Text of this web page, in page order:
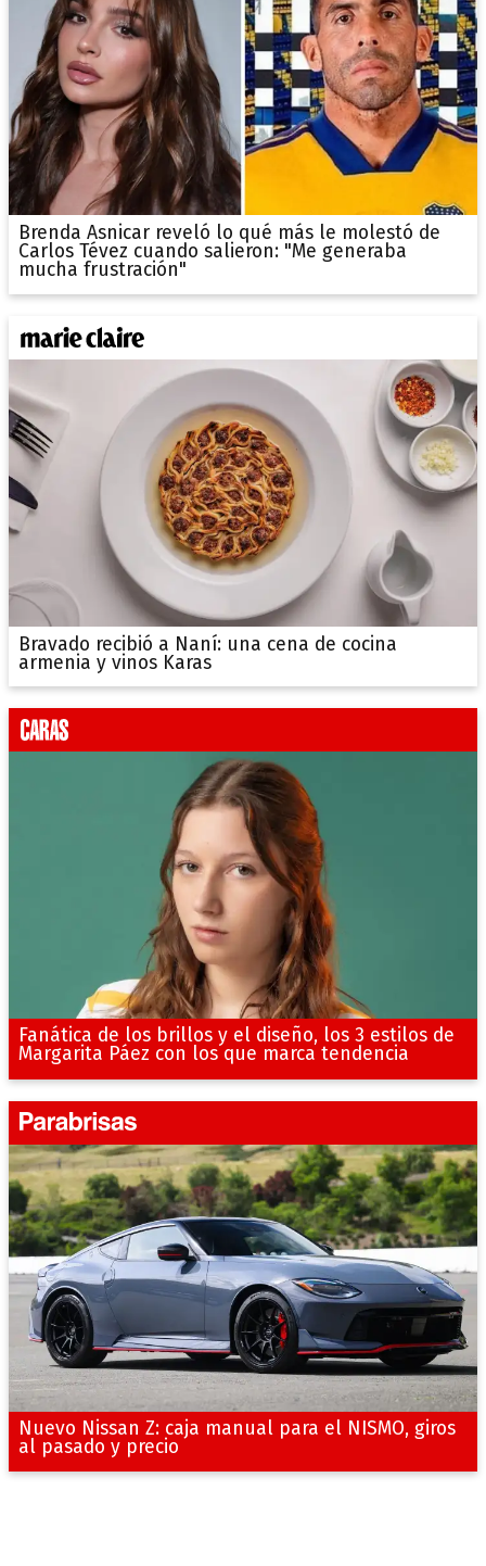
Brenda Asnicar reveló lo qué más le molestó de
Carlos Tévez cuando salieron: "Me generaba
mucha frustración"
Bravado recibió a Naní: una cena de cocina
armenia y vinos Karas
Fanática de los brillos y el diseño, los 3 estilos de
Margarita Páez con los que marca tendencia
Nuevo Nissan Z: caja manual para el NISMO, giros
al pasado y precio